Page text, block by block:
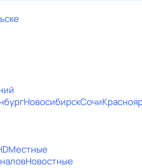
НовосибирскСочи
Местные
Новостные